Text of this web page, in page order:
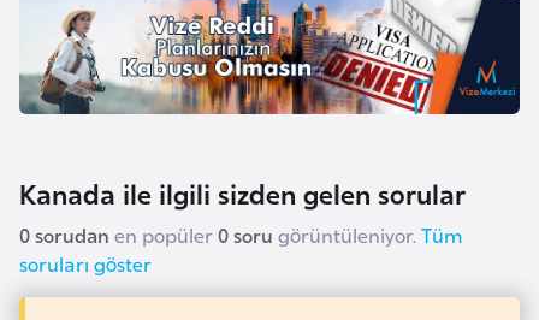
Kanada ile ilgili sizden gelen sorular
0 sorudan en popüler0 soru görüntüleniyor. Tüm
soruları göster
r
i
s
n